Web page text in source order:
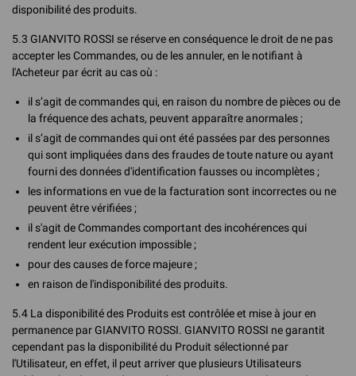
disponibilité des produits.
5.3 GIANVITO ROSSI se réserve en conséquence le droit de ne pas
accepter les Commandes, ou de les annuler, en le notifiant à
l'Acheteur par écrit au cas où :
il s’agit de commandes qui, en raison du nombre de pièces ou de
la fréquence des achats, peuvent apparaître anormales ;
il s’agit de commandes qui ont été passées par des personnes
qui sont impliquées dans des fraudes de toute nature ou ayant
fourni des données d'identification fausses ou incomplètes ;
les informations en vue de la facturation sont incorrectes ou ne
peuvent être vérifiées ;
il s'agit de Commandes comportant des incohérences qui
rendent leur exécution impossible ;
pour des causes de force majeure ;
en raison de l'indisponibilité des produits.
5.4 La disponibilité des Produits est contrôlée et mise à jour en
permanence par GIANVITO ROSSI. GIANVITO ROSSI ne garantit
cependant pas la disponibilité du Produit sélectionné par
l'Utilisateur, en effet, il peut arriver que plusieurs Utilisateurs